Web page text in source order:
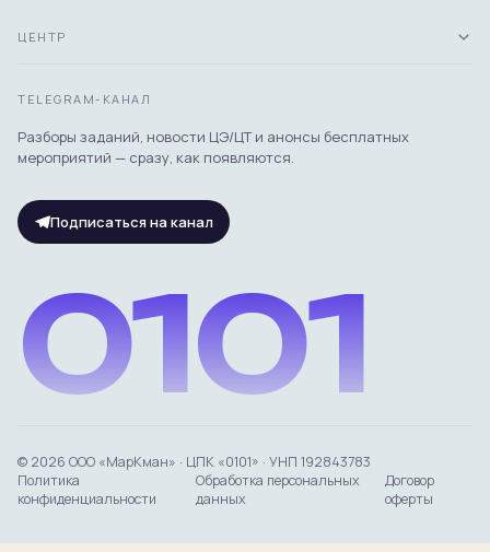
ЦЕНТР
TELEGRAM-КАНАЛ
Разборы заданий, новости ЦЭ/ЦТ и анонсы бесплатных
мероприятий — сразу, как появляются.
Подписаться на канал
0101
© 2026 ООО «МарКман» · ЦПК «0101» · УНП 192843783
Политика
конфиденциальности
Обработка персональных
данных
Договор
оферты